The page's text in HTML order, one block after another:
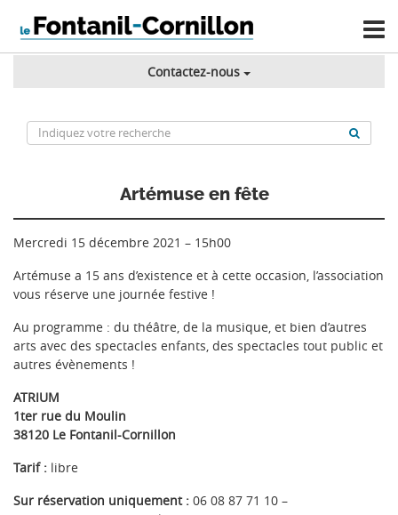
Contactez-nous
Artémuse en fête
Mercredi 15 décembre 2021 – 15h00
Artémuse a 15 ans d’existence et à cette occasion, l’association
vous réserve une journée festive !
Au programme : du théâtre, de la musique, et bien d’autres
arts avec des spectacles enfants, des spectacles tout public et
autres évènements !
ATRIUM
1ter rue du Moulin
38120 Le Fontanil-Cornillon
Tarif : libre
Sur réservation uniquement : 06 08 87 71 10 –